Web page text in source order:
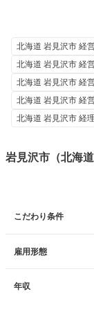
北海道 岩見沢市 経
北海道 岩見沢市 経
北海道 岩見沢市 経理
岩見沢市（北海
こだわり条件
雇用形態
年収